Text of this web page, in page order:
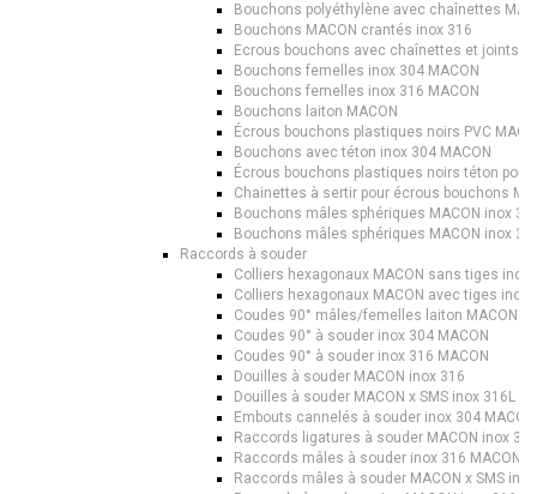
Bouchons polyéthylène avec chaînettes
Bouchons MACON crantés inox 316
Ecrous bouchons avec chaînettes et joints
Bouchons femelles inox 304 MACON
Bouchons femelles inox 316 MACON
Bouchons laiton MACON
Écrous bouchons plastiques noirs PVC
Bouchons avec téton inox 304 MACON
Écrous bouchons plastiques noirs téton pour
Chainettes à sertir pour écrous bouchons
Bouchons mâles sphériques MACON inox
Bouchons mâles sphériques MACON inox
Raccords à souder
Colliers hexagonaux MACON sans tiges inox
Colliers hexagonaux MACON avec tiges inox
Coudes 90° mâles/femelles laiton MACON
Coudes 90° à souder inox 304 MACON
Coudes 90° à souder inox 316 MACON
Douilles à souder MACON inox 316
Douilles à souder MACON x SMS inox 316L
Embouts cannelés à souder inox 304 MACON
Raccords ligatures à souder MACON inox 304
Raccords mâles à souder inox 316 MACON
Raccords mâles à souder MACON x SMS